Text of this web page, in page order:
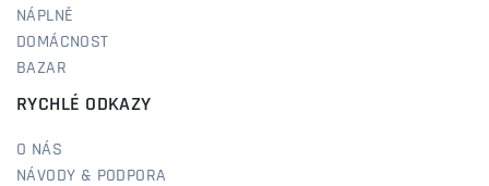
NÁPLNĚ
DOMÁCNOST
BAZAR
RYCHLÉ ODKAZY
O NÁS
NÁVODY & PODPORA